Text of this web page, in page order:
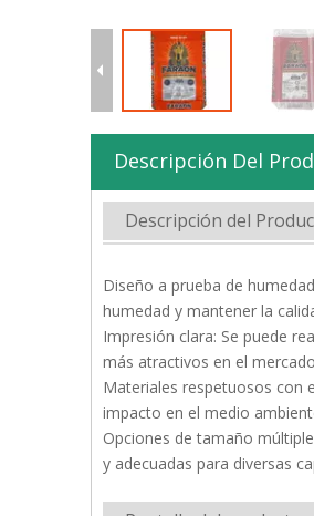
Descripción Del
Descripción del
Diseño a prueba de
humedad y mantener la
Impresión clara: Se puede
más atractivos en el
Materiales respetuosos con
impacto en el medio
Opciones de tamaño
y adecuadas para diversas